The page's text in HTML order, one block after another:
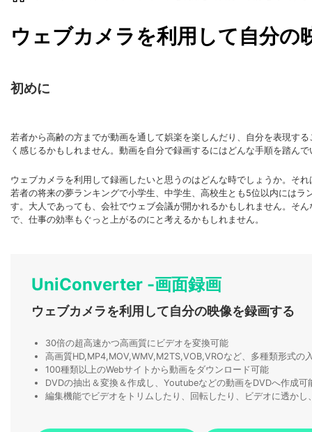
ウェブカメラを利用して自分の
初めに
若者から高齢の方までが動画を通して娯楽を楽しんだり、自分を表現す
く感じるかもしれません。動画を自分で録画するにはどんな手順を踏ん
ウェブカメラを利用して録画したいと思うのはどんな時でしょうか。そ
若者の将来の夢ランキングで小学生、中学生、高校生とも5位以内には
す。大人であっても、会社でウェブ会議が開かれるかもしれません。そ
で、仕事の効率もぐっと上がるのにと考えるかもしれません。
UniConverter -画面録画
ウェブカメラを利用して自分の映像を録画する
30倍の超高速かつ高画質にビデオを変換可能
高画質HD,MP4,MOV,WMV,M2TS,VOB,VROなど、多種類形式の
100種類以上のWebサイトから動画をダウンロード可能
DVDの抽出＆変換＆作成し、Youtubeなどの動画をDVDへ作成可
編集機能でビデオをトリムしたり、回転したり、ビデオに透か